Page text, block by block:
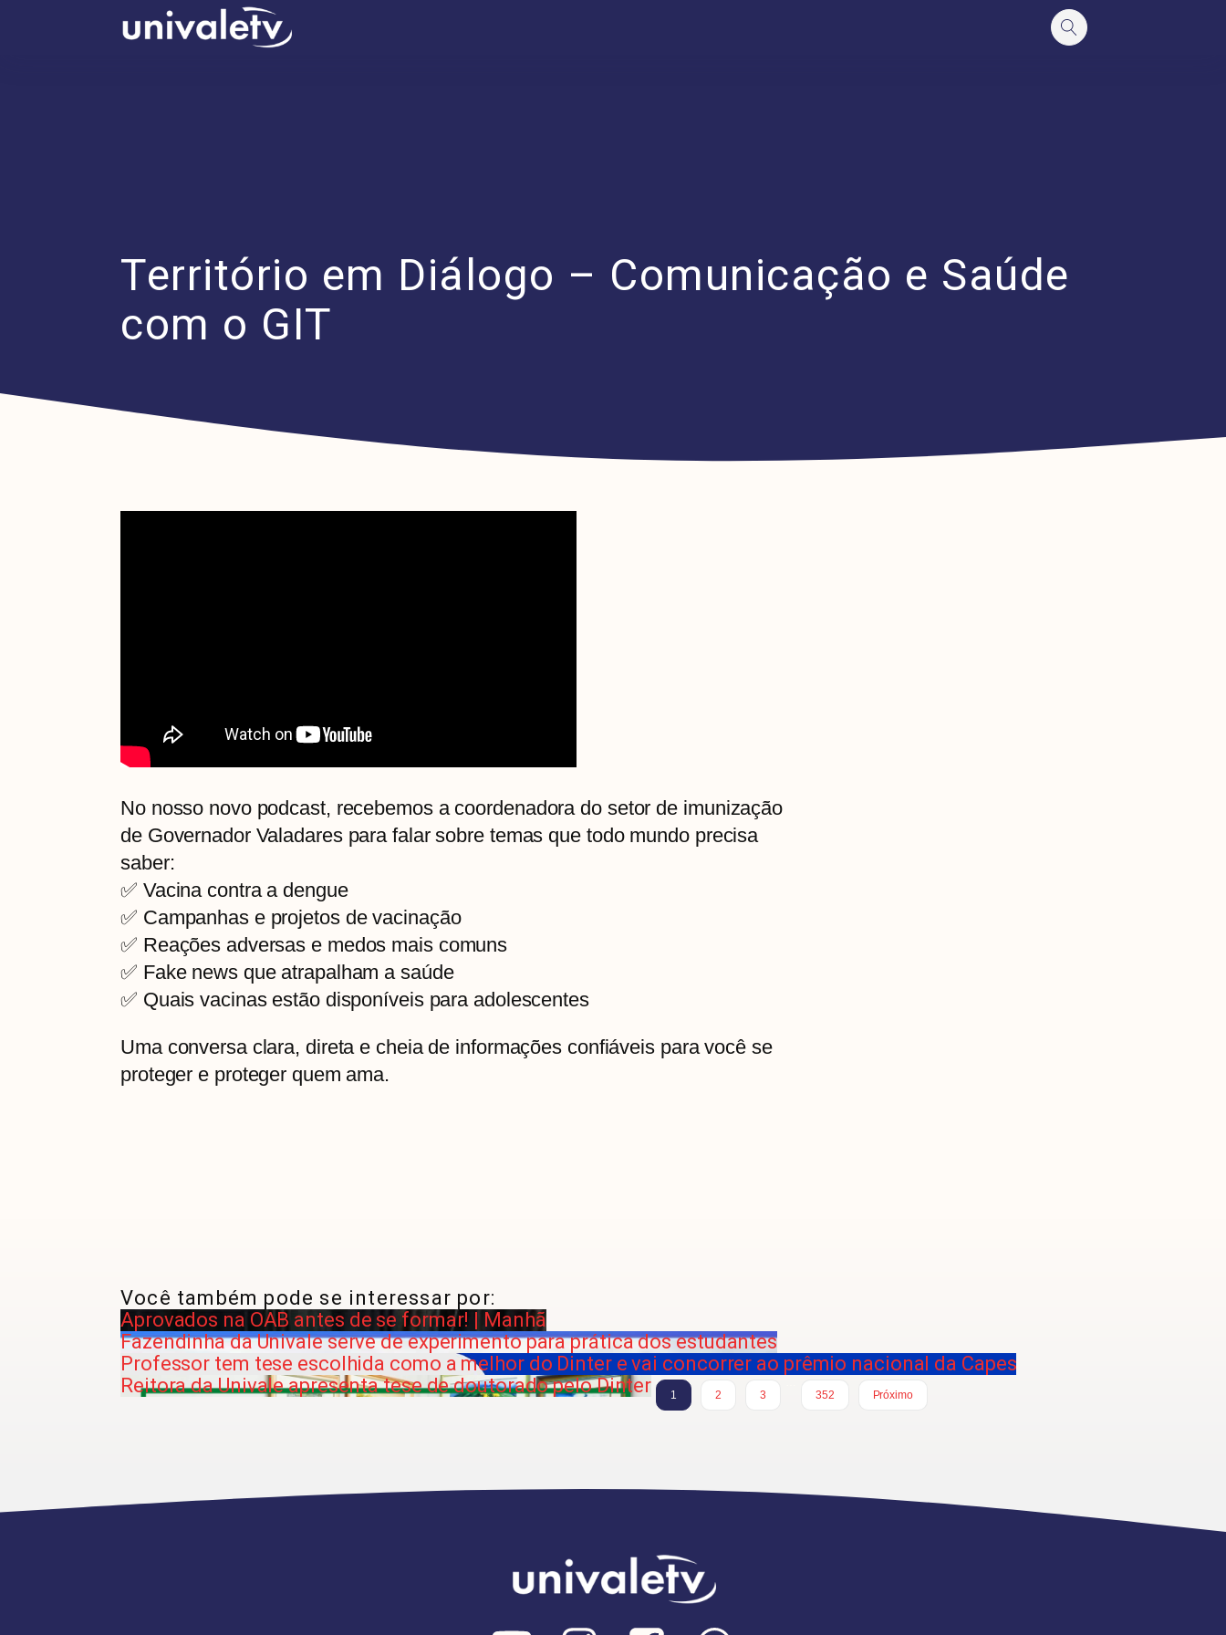
Território em Diálogo – Comunicação e Saúde
com o GIT
No nosso novo podcast, recebemos a coordenadora do setor de imunização
de Governador Valadares para falar sobre temas que todo mundo precisa
saber:
✅ Vacina contra a dengue
✅ Campanhas e projetos de vacinação
✅ Reações adversas e medos mais comuns
✅ Fake news que atrapalham a saúde
✅ Quais vacinas estão disponíveis para adolescentes
Uma conversa clara, direta e cheia de informações confiáveis para você se
proteger e proteger quem ama.
Você também pode se interessar por:
Aprovados na OAB antes de se formar! | Manhã
Fazendinha da Univale serve de experimento para prática dos estudantes
Professor tem tese escolhida como a melhor do Dinter e vai concorrer ao prêmio nacional da Capes
Reitora da Univale apresenta tese de doutorado pelo Dinter
1 2 3
352
Próximo